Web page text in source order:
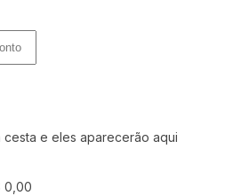
e eles aparecerão aqui
0,00